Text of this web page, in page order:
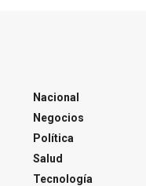
Nacional
Negocios
Política
Salud
Tecnología